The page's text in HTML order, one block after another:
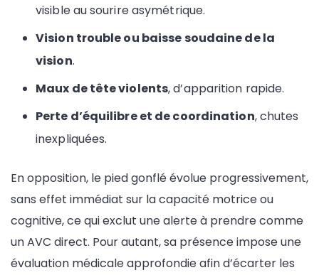
visible au sourire asymétrique.
Vision trouble ou baisse soudaine de la
vision.
Maux de tête violents, d’apparition rapide.
Perte d’équilibre et de coordination, chutes
inexpliquées.
En opposition, le pied gonflé évolue progressivement,
sans effet immédiat sur la capacité motrice ou
cognitive, ce qui exclut une alerte à prendre comme
un AVC direct. Pour autant, sa présence impose une
évaluation médicale approfondie afin d’écarter les